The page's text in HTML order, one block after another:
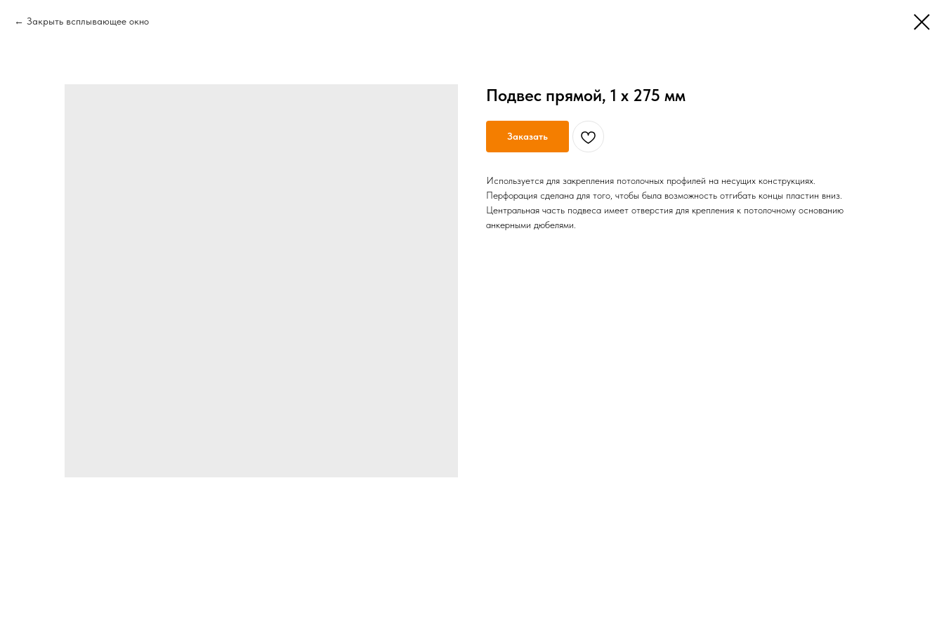
Закрыть всплывающее окно
Подвес прямой, 1 х 275 мм
Заказать
Используется для закрепления потолочных профилей на несущих конструкциях.
Перфорация сделана для того, чтобы была возможность отгибать концы пластин вниз.
Центральная часть подвеса имеет отверстия для крепления к потолочному основанию
анкерными дюбелями.